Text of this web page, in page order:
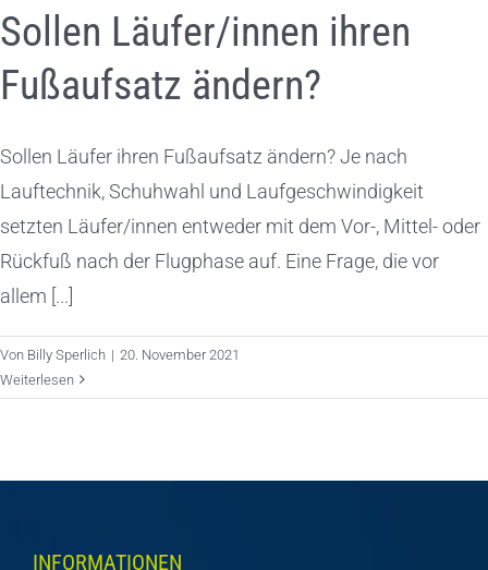
Sollen Läufer/innen ihren
Fußaufsatz ändern?
Sollen Läufer ihren Fußaufsatz ändern? Je nach
Lauftechnik, Schuhwahl und Laufgeschwindigkeit
setzten Läufer/innen entweder mit dem Vor-, Mittel- oder
Rückfuß nach der Flugphase auf. Eine Frage, die vor
allem [...]
Von Billy Sperlich | 20. November 2021
Weiterlesen
INFORMATIONEN